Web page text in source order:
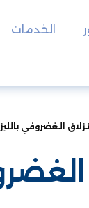
الخدمات
الغضروفي